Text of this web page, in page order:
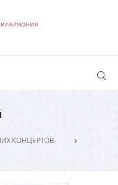
КОНЦЕРТОВ